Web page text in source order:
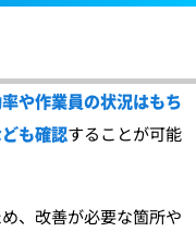
や作業員の状況はもち
も確認することが可能
、改善が必要な箇所や